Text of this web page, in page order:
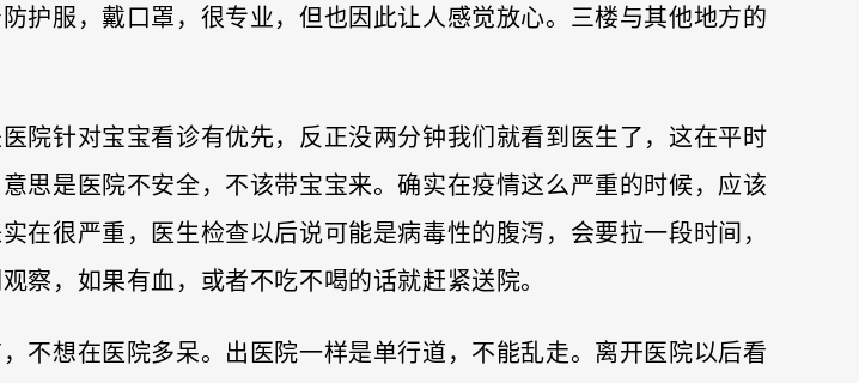
护服，戴口罩，很专业，但也因此让人感觉放心。三楼与其他地方的
院针对宝宝看诊有优先，反正没两分钟我们就看到医生了，这在平时
思是医院不安全，不该带宝宝来。确实在疫情这么严重的时候，应该
在很严重，医生检查以后说可能是病毒性的腹泻，会要拉一段时间，
察，如果有血，或者不吃不喝的话就赶紧送院。
不想在医院多呆。出医院一样是单行道，不能乱走。离开医院以后看